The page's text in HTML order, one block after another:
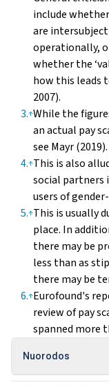
include
are
operationally,
whether the
how this leads
2007).
3.↑While the
an actual pay
see Mayr (2019).
4.↑This is also
social partners
users of
5.↑This is usually
place. In
there may be
less than as
there may be
6.↑Eurofound's
review of pay
spanned more
Nuorodos